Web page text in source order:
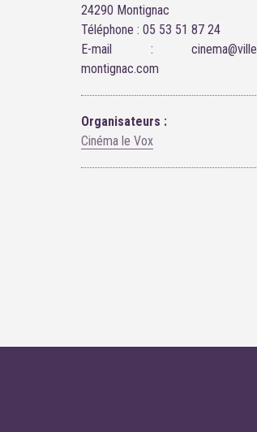
24290 Montignac
Téléphone : 05 53 51 87 24
E-mail :
montignac.com
Organisateurs :
Cinéma le Vox